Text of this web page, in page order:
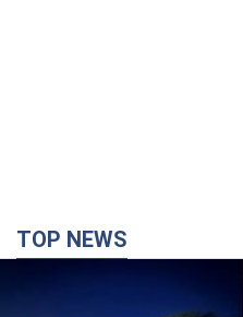
Киево-Печерскую